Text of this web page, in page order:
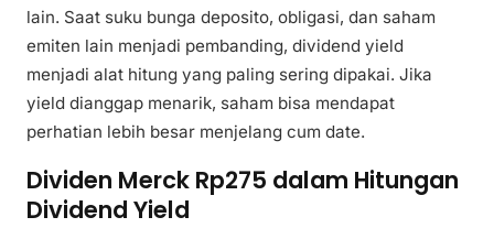
lain. Saat suku bunga deposito, obligasi, dan saham
emiten lain menjadi pembanding, dividend yield
menjadi alat hitung yang paling sering dipakai. Jika
yield dianggap menarik, saham bisa mendapat
perhatian lebih besar menjelang cum date.
Dividen Merck Rp275 dalam Hitungan
Dividend Yield